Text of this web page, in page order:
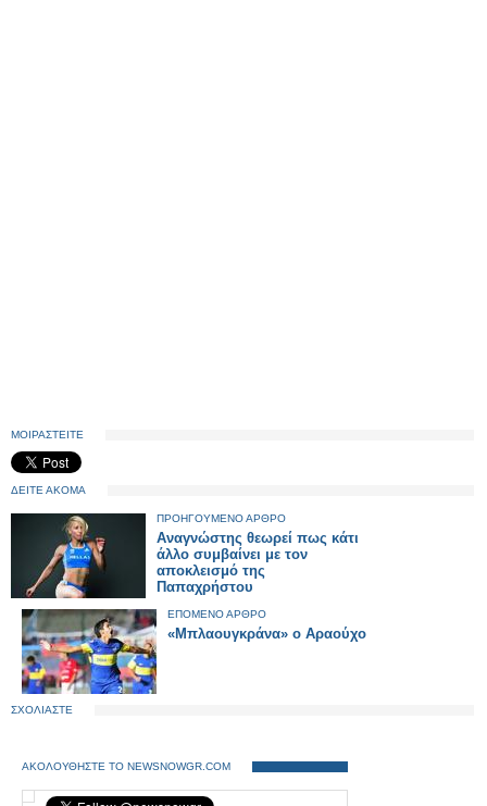
ΜΟΙΡΑΣΤΕΙΤΕ
ΔΕΙΤΕ ΑΚΟΜΑ
ΠΡΟΗΓΟΥΜΕΝΟ ΑΡΘΡΟ
Αναγνώστης θεωρεί πως κάτι
άλλο συμβαίνει με τον
αποκλεισμό της
Παπαχρήστου
ΕΠΟΜΕΝΟ ΑΡΘΡΟ
«Μπλαουγκράνα» ο Αραούχο
ΣΧΟΛΙΑΣΤΕ
ΑΚΟΛΟΥΘΗΣΤΕ ΤΟ NEWSNOWGR.COM